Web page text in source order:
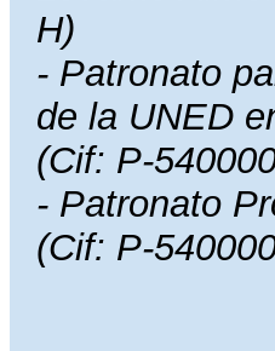
H)
- Patronato
de la UNED
(Cif: P-
- Patronato
(Cif: P-